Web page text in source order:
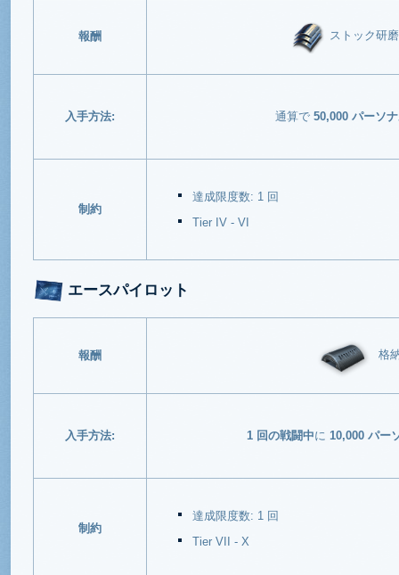
報酬 ストック研
入手方法: 通算で 50,000 パーソ
制約
達成限度数: 1 回
Tier IV - VI
エースパイロット
報酬 格
入手方法: 1 回の戦闘中に 10,000 パー
制約
達成限度数: 1 回
Tier VII - X